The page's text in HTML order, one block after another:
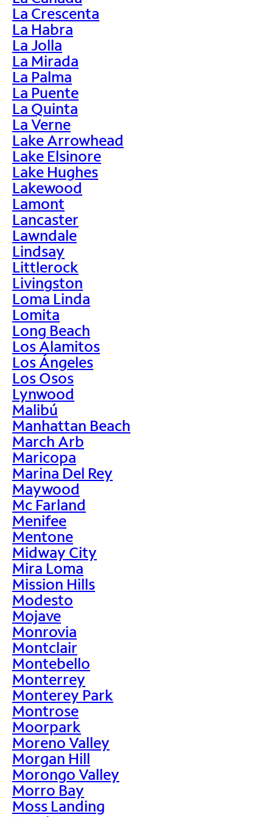
La Crescenta
La Habra
La Jolla
La Mirada
La Palma
La Puente
La Quinta
La Verne
Lake Arrowhead
Lake Elsinore
Lake Hughes
Lakewood
Lamont
Lancaster
Lawndale
Lindsay
Littlerock
Livingston
Loma Linda
Lomita
Long Beach
Los Alamitos
Los Ángeles
Los Osos
Lynwood
Malibú
Manhattan Beach
March Arb
Maricopa
Marina Del Rey
Maywood
Mc Farland
Menifee
Mentone
Midway City
Mira Loma
Mission Hills
Modesto
Mojave
Monrovia
Montclair
Montebello
Monterrey
Monterey Park
Montrose
Moorpark
Moreno Valley
Morgan Hill
Morongo Valley
Morro Bay
Moss Landing